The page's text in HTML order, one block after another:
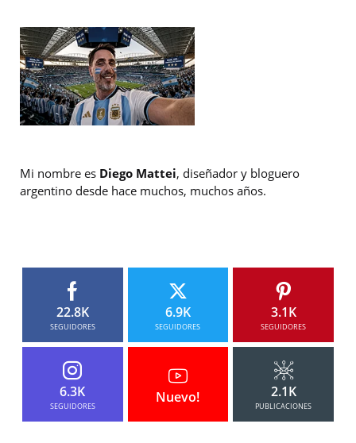
Mi nombre es Diego Mattei, diseñador y bloguero
argentino desde hace muchos, muchos años.
22.8K
SEGUIDORES
6.9K
SEGUIDORES
3.1K
SEGUIDORES
6.3K
SEGUIDORES
Nuevo! 2.1K
PUBLICACIONES